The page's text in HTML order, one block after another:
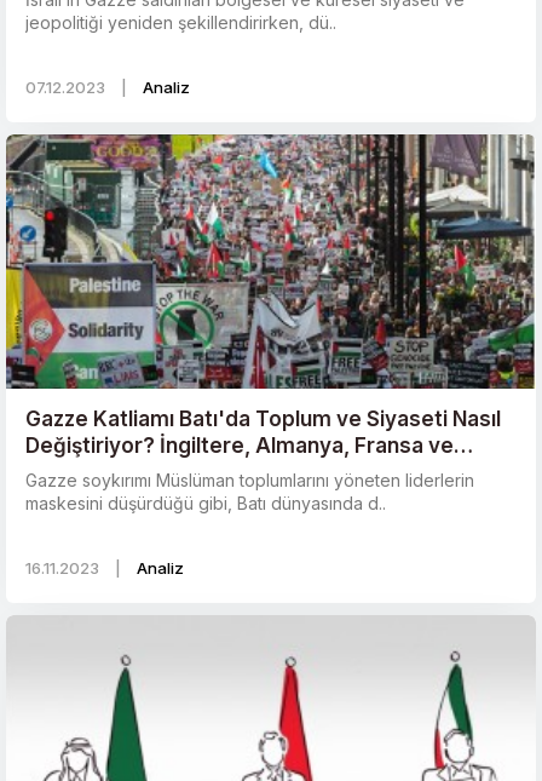
jeopolitiği yeniden şekillendirirken, dü..
07.12.2023 Analiz
Gazze Katliamı Batı'da Toplum ve Siyaseti Nasıl
Değiştiriyor? İngiltere, Almanya, Fransa ve
ABD’ye Etkileri
Gazze soykırımı Müslüman toplumlarını yöneten liderlerin
maskesini düşürdüğü gibi, Batı dünyasında d..
16.11.2023 Analiz